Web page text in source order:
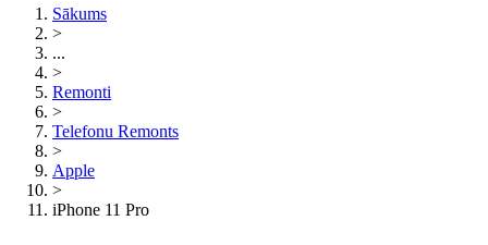
Sākums
>
...
>
Remonti
>
Telefonu Remonts
>
Apple
>
iPhone 11 Pro